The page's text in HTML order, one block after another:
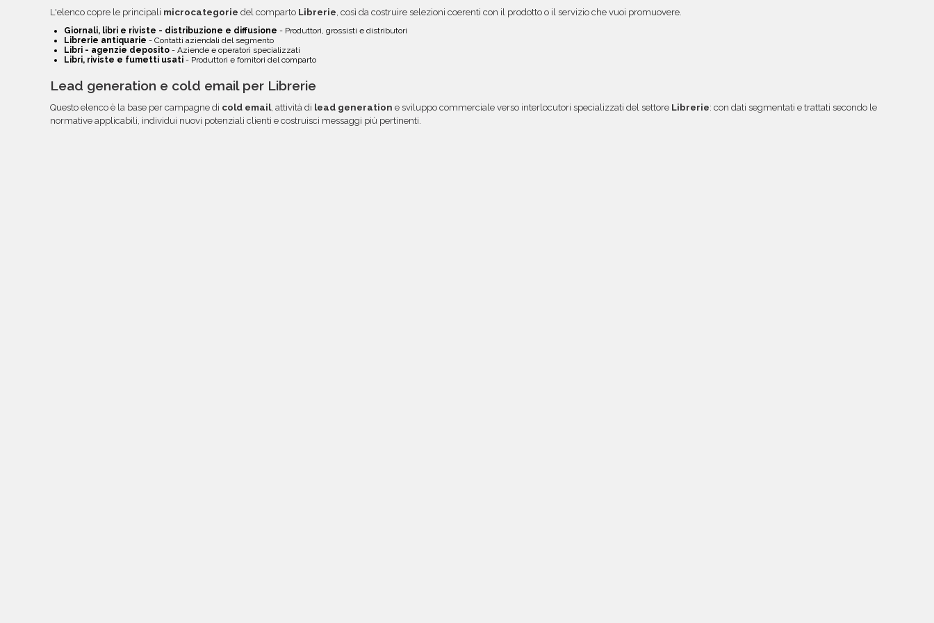
L'elenco copre le principali microcategorie del comparto Librerie, così da costruire selezioni coerenti con il prodotto o il servizio che vuoi promuovere.
Giornali, libri e riviste - distribuzione e diffusione - Produttori, grossisti e distributori
Librerie antiquarie - Contatti aziendali del segmento
Libri - agenzie deposito - Aziende e operatori specializzati
Libri, riviste e fumetti usati - Produttori e fornitori del comparto
Lead generation e cold email per Librerie
Questo elenco è la base per campagne di cold email, attività di lead generation e sviluppo commerciale verso interlocutori specializzati del settore Librerie: con dati segmentati e trattati secondo le
normative applicabili, individui nuovi potenziali clienti e costruisci messaggi più pertinenti.